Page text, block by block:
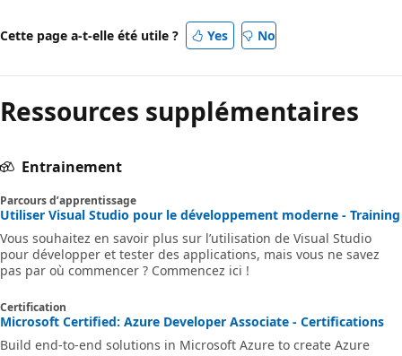
Cette page a-t-elle été utile ? Yes No
Ressources supplémentaires
Entrainement
Parcours d’apprentissage
Utiliser Visual Studio pour le développement moderne - Training
Vous souhaitez en savoir plus sur l’utilisation de Visual Studio
pour développer et tester des applications, mais vous ne savez
pas par où commencer ? Commencez ici !
Certification
Microsoft Certified: Azure Developer Associate - Certifications
Build end-to-end solutions in Microsoft Azure to create Azure